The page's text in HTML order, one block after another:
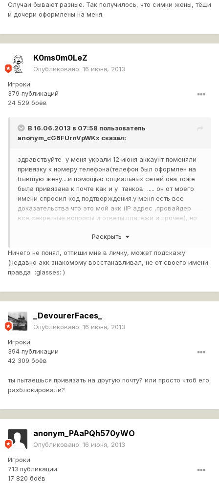
Случаи бывают разные. Так получилось, что симки жены, тёщи
и дочери оформлены на меня.
K0ms0m0LeZ
Опубликовано: 16 июня, 2013
Игроки
379 публикаций
24 529 боёв
В 16.06.2013 в 07:58 пользователь
anonym_cG6FUrnVpWKx сказал:
здравствуйте у меня украли 12 июня аккаунт поменяли
привязку к номеру телефона(телефон был оформлен на
бывшую жену....и помощью социальных сетей она тоже
была привязана к почте как и у танков ..... он от моего
имени спросил код подтверждения.у меня есть все
доказательства что это мой акк (IP адрес ,провайдер
все секретные вопросы и ответы,платежи и прочее), но
опять написал в цпп прикрепил чеки скрины всю инфу
что они вернули мой акк?(просто это уже переходит в
какой то стеб)
Раскрыть
Ничего не понял, отпиши мне в личку, может подскажу
(недавно акк знакомому восстанавливал, не от своего имени
правда :glasses: )
_DevourerFaces_
Опубликовано: 16 июня, 2013
Игроки
394 публикации
42 309 боёв
ты пытаешься привязать на другую почту? или просто чтоб его
разблокировали?
anonym_PAaPQh570yWO
Опубликовано: 16 июня, 2013
Игроки
713 публикации
17 820 боёв